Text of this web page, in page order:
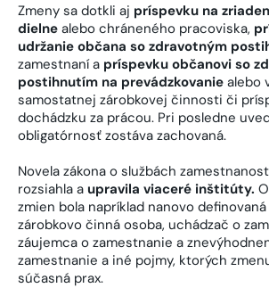
Zmeny sa dotkli aj príspevku na
dielne alebo chráneného pracoviska,
udržanie občana so zdravotným
zamestnaní a príspevku občanovi so
postihnutím na prevádzkovanie alebo
samostatnej zárobkovej činnosti či
dochádzku za prácou. Pri posledne
obligatórnosť zostáva zachovaná.
Novela zákona o službách
rozsiahla a upravila viaceré inštitúty.
zmien bola napríklad nanovo
zárobkovo činná osoba, uchádzač o
záujemca o zamestnanie a
zamestnanie a iné pojmy, ktorých
súčasná prax.